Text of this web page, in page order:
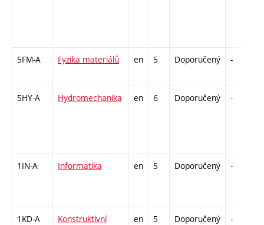
5FM-A Fyzika materiálů en 5 Doporučený -
5HY-A Hydromechanika en 6 Doporučený -
1IN-A Informatika en 5 Doporučený -
1KD-A Konstruktivní en 5 Doporučený -